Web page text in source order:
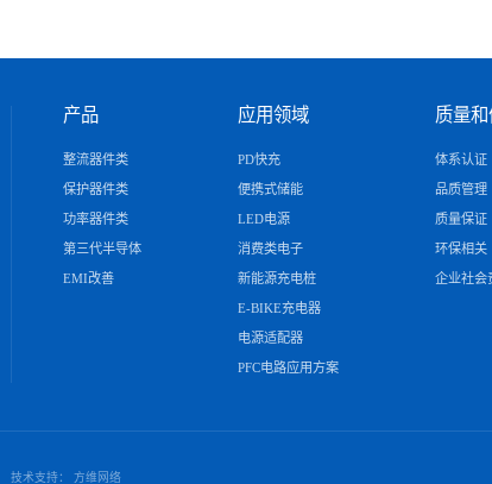
产品
整流器件类
保护器件类
功率器件类
第三代半导体
EMI改善
应用领域
PD快充
便携式储能
LED电源
消费类电子
新能源充电桩
E-BIKE充电器
电源适配器
PFC电路应用方案
质量和
体系认证
品质管理
质量保证
环保相关
企业社会
技术支持： 方维网络